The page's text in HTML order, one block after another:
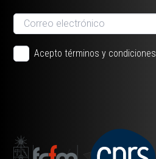
Acepto términos y condiciones